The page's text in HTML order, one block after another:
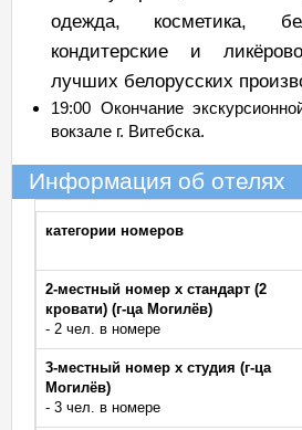
одежда, косметика,
кондитерские и
лучших белорусских
19:00 Окончание
вокзале г. Витебска.
Информация об отелях
категории номеров
2-местный номер х стандарт (2
кровати) (г-ца Могилёв)
- 2 чел. в номере
3-местный номер х студия (г-ца
Могилёв)
- 3 чел. в номере